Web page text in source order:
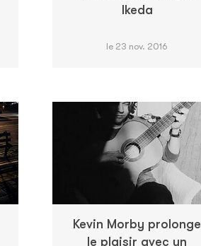
Ikeda
le 23 nov. 2016
Kevin Morby prolonge
le plaisir avec un